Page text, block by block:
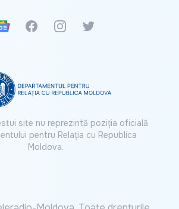
News
FacebookInstagramTwitter
site nu reprezintă poziția oficială
pentru Relația cu Republica
Moldova.